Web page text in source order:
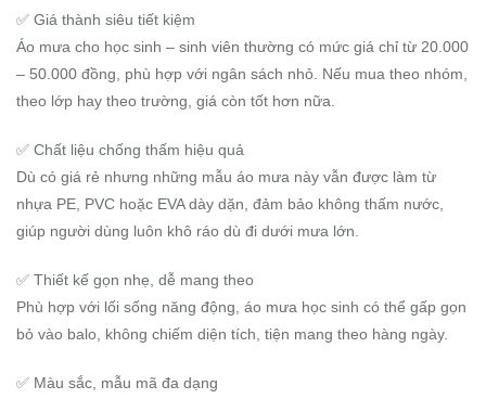
✅ Giá thành siêu tiết kiệm
Áo mưa cho học sinh – sinh viên thường có mức giá chỉ từ 20.000
– 50.000 đồng, phù hợp với ngân sách nhỏ. Nếu mua theo nhóm,
theo lớp hay theo trường, giá còn tốt hơn nữa.
✅ Chất liệu chống thấm hiệu quả
Dù có giá rẻ nhưng những mẫu áo mưa này vẫn được làm từ
nhựa PE, PVC hoặc EVA dày dặn, đảm bảo không thấm nước,
giúp người dùng luôn khô ráo dù đi dưới mưa lớn.
✅ Thiết kế gọn nhẹ, dễ mang theo
Phù hợp với lối sống năng động, áo mưa học sinh có thể gấp gọn
bỏ vào balo, không chiếm diện tích, tiện mang theo hàng ngày.
✅ Màu sắc, mẫu mã đa dạng